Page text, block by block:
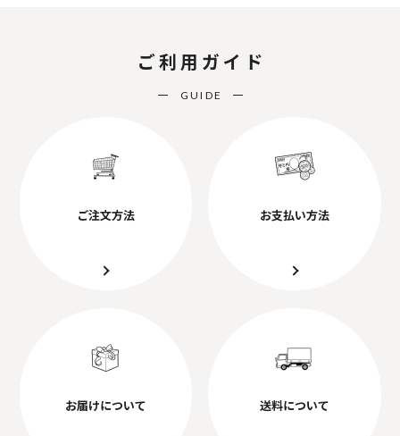
ご利用ガイド
GUIDE
ご注文方法 お支払い方法
お届けについて 送料について